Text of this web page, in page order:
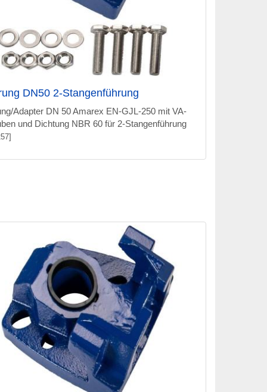
DN50 2-Stangenführung
Adapter DN 50 Amarex EN-GJL-250 mit VA-
und Dichtung NBR 60 für 2-Stangenführung